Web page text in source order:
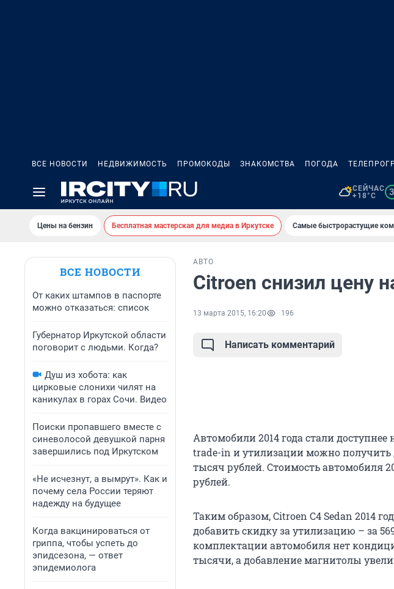
ВСЕ НОВОСТИ НЕДВИЖИМОСТЬ ПРОМОКОДЫ ЗНАКОМСТВА ПОГОДА
СЕЙЧАС
+18°C
3
Цены на бензин Бесплатная мастерская для медиа в Иркутске Самые быстрорастущие
ВСЕ НОВОСТИ
От каких штампов в паспорте
можно отказаться: список
Губернатор Иркутской области
поговорит с людьми. Когда?
Душ из хобота: как
цирковые слонихи чилят на
каникулах в горах Сочи. Видео
Поиски пропавшего вместе с
синеволосой девушкой парня
завершились под Иркутском
«Не исчезнут, а вымрут». Как и
почему села России теряют
надежду на будущее
Когда вакцинироваться от
гриппа, чтобы успеть до
эпидсезона, — ответ
эпидемиолога
АВТО
Citroen снизил цену
13 марта 2015, 16:20 196
Написать комментарий
Автомобили 2014 года стали
trade-in и утилизации можно
тысяч рублей. Стоимость автомобиля
рублей.
Таким образом, Citroen С4 Sedan 2014
добавить скидку за утилизацию – за
комплектации автомобиля нет
тысячи, а добавление магнитолы